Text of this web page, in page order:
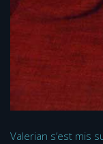
Valerian s’est mis